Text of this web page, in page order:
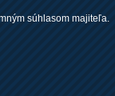
súhlasom majiteľa.